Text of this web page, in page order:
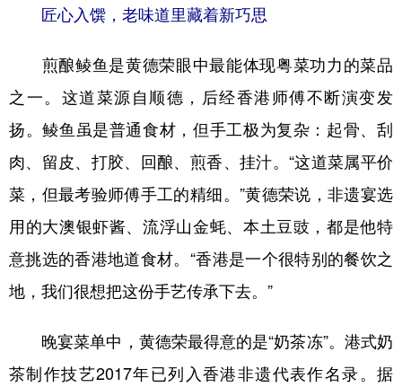
匠心入馔，老味道里藏着新巧思
煎酿鲮鱼是黄德荣眼中最能体现粤菜功力的菜品
之一。这道菜源自顺德，后经香港师傅不断演变发
扬。鲮鱼虽是普通食材，但手工极为复杂：起骨、刮
肉、留皮、打胶、回酿、煎香、挂汁。“这道菜属平价
菜，但最考验师傅手工的精细。”黄德荣说，非遗宴选
用的大澳银虾酱、流浮山金蚝、本土豆豉，都是他特
意挑选的香港地道食材。“香港是一个很特别的餐饮之
地，我们很想把这份手艺传承下去。”
晚宴菜单中，黄德荣最得意的是“奶茶冻”。港式奶
茶制作技艺2017年已列入香港非遗代表作名录。据